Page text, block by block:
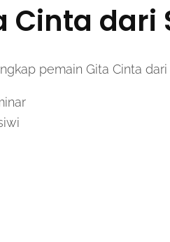
Cinta dari
pemain Gita Cinta dari